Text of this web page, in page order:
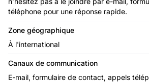
téléphone pour une réponse rapide.
Zone géographique
À l'international
Canaux de communication
E-mail, formulaire de contact, appels